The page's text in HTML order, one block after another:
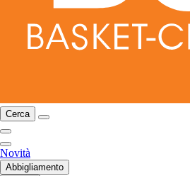
Cerca
Novità
Abbigliamento